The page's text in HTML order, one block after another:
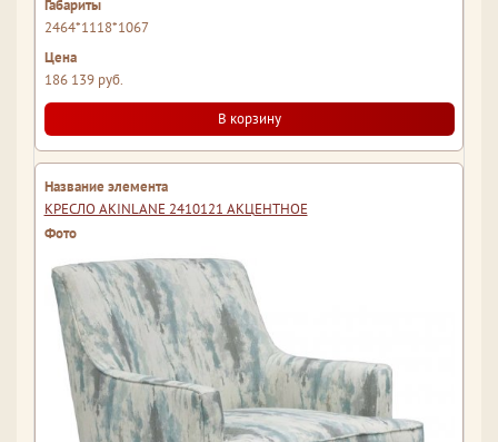
2464*1118*1067
186 139 руб.
В корзину
КРЕСЛО AKINLANE 2410121 АКЦЕНТНОЕ